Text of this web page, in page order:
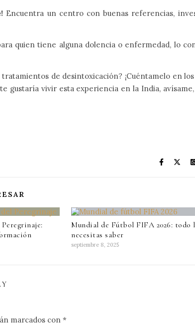
Encuentra un centro con buenas referencias,
quien tiene alguna dolencia o enfermedad, lo
de desintoxicación? ¡Cuéntamelo en
gustaría vivir esta experiencia en la India,
Mundial de Fútbol FIFA 2026: todo
necesitas saber
septiembre 8, 2025
marcados con *